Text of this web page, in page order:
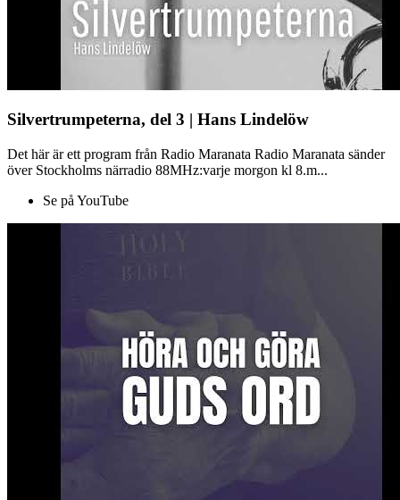
Silvertrumpeterna, del 3 | Hans Lindelöw
Det här är ett program från Radio Maranata Radio Maranata sänder
över Stockholms närradio 88MHz:varje morgon kl 8.m...
Se på YouTube